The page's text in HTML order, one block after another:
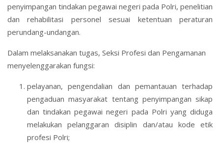
penyimpangan tindakan pegawai negeri pada Polri, penelitian
dan rehabilitasi personel sesuai ketentuan peraturan
perundang-undangan.
Dalam melaksanakan tugas, Seksi Profesi dan Pengamanan
menyelenggarakan fungsi:
pelayanan, pengendalian dan pemantauan terhadap
pengaduan masyarakat tentang penyimpangan sikap
dan tindakan pegawai negeri pada Polri yang diduga
melakukan pelanggaran disiplin dan/atau kode etik
profesi Polri;